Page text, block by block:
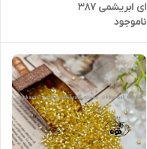
ای ابریشمی ۳۸۷
ناموجود